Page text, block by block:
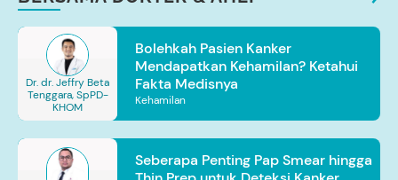
Dr. dr. Jeffry Beta
Tenggara, SpPD-
KHOM
Bolehkah Pasien Kanker
Mendapatkan Kehamilan? Ketahui
Fakta Medisnya
Kehamilan
Seberapa Penting Pap Smear hingga